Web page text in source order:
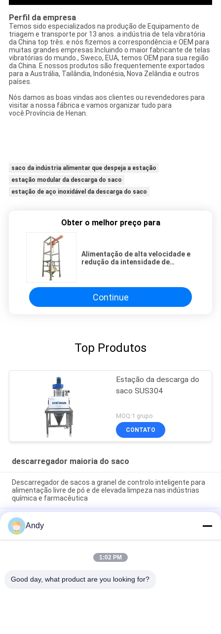
Perfil da empresa
Temos sido especializados na produção de Equipamento de
triagem e transporte por 13 anos. a indústria de tela vibratória
da China top três. e nós fizemos a correspondência e OEM para
muitas grandes empresas.Incluindo o maior fabricante de telas
vibratórias do mundo., Sweco, EUA, temos OEM para sua região
da China. E nossos produtos são frequentemente exportados
para a Austrália, Tailândia, Indonésia, Nova Zelândia e outros
países.
Nós damos as boas vindas aos clientes ou revendedores para
visitar a nossa fábrica e vamos organizar tudo para
você.Província de Henan.
saco da indústria alimentar que despeja a estação
estação modular da descarga do saco
estação de aço inoxidável da descarga do saco
Obter o melhor preço para
Alimentação de alta velocidade e
redução da intensidade de
matérias-primas químicas
Continue
Top Produtos
Estação da descarga do
saco SUS304
MOQ:1 grupo
CONTATO
descarregador maioria do saco
Descarregador de sacos a granel de controlo inteligente para
alimentação livre de pó e de elevada limpeza nas indústrias
química e farmacêutica
Ambiente de funcionamento limpo e livre de poeira
Descarregador de sacos de granéis altamente especializado
para manuseio de materiais
Descarregador de Big Bag Integrando Estação de Alimentação
Livre de Poeira e Tela de Descarga Direta para Peneiramento
Andy
1:02 PM
Good day, what product are you looking for?